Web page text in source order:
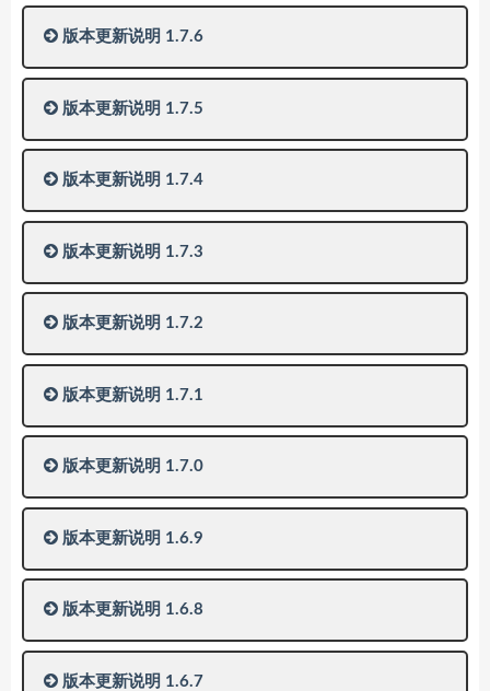
版本更新说明 1.7.6
版本更新说明 1.7.5
版本更新说明 1.7.4
版本更新说明 1.7.3
版本更新说明 1.7.2
版本更新说明 1.7.1
版本更新说明 1.7.0
版本更新说明 1.6.9
版本更新说明 1.6.8
版本更新说明 1.6.7